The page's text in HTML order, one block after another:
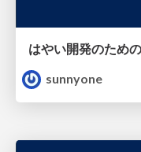
はやい開発のため
sunnyone